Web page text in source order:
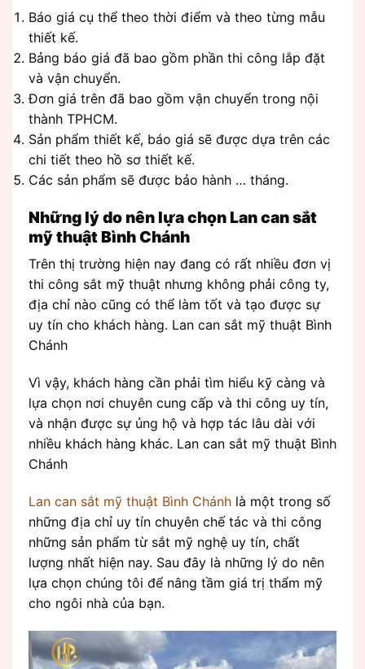
Báo giá cụ thể theo thời điểm và theo từng mẫu
thiết kế.
Bảng báo giá đã bao gồm phần thi công lắp đặt
và vận chuyển.
Đơn giá trên đã bao gồm vận chuyển trong nội
thành TPHCM.
Sản phẩm thiết kế, báo giá sẽ được dựa trên các
chi tiết theo hồ sơ thiết kế.
Các sản phẩm sẽ được bảo hành … tháng.
Những lý do nên lựa chọn Lan can sắt
mỹ thuật Bình Chánh
Trên thị trường hiện nay đang có rất nhiều đơn vị
thi công sắt mỹ thuật nhưng không phải công ty,
địa chỉ nào cũng có thể làm tốt và tạo được sự
uy tín cho khách hàng. Lan can sắt mỹ thuật Bình
Chánh
Vì vậy, khách hàng cần phải tìm hiểu kỹ càng và
lựa chọn nơi chuyên cung cấp và thi công uy tín,
và nhận được sự ủng hộ và hợp tác lâu dài với
nhiều khách hàng khác. Lan can sắt mỹ thuật Bình
Chánh
Lan can sắt mỹ thuật Bình Chánh là một trong số
những địa chỉ uy tín chuyên chế tác và thi công
những sản phẩm từ sắt mỹ nghệ uy tín, chất
lượng nhất hiện nay. Sau đây là những lý do nên
lựa chọn chúng tôi để nâng tầm giá trị thẩm mỹ
cho ngôi nhà của bạn.